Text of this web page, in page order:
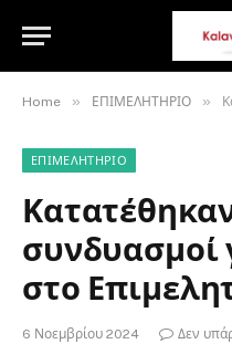
Home » ΕΠΙΜΕΛΗΤΗΡΙΟ »
ΕΠΙΜΕΛΗΤΗΡΙΟ
συνδυασμοί
στο
6 Νοεμβρίου 2024 Δεν